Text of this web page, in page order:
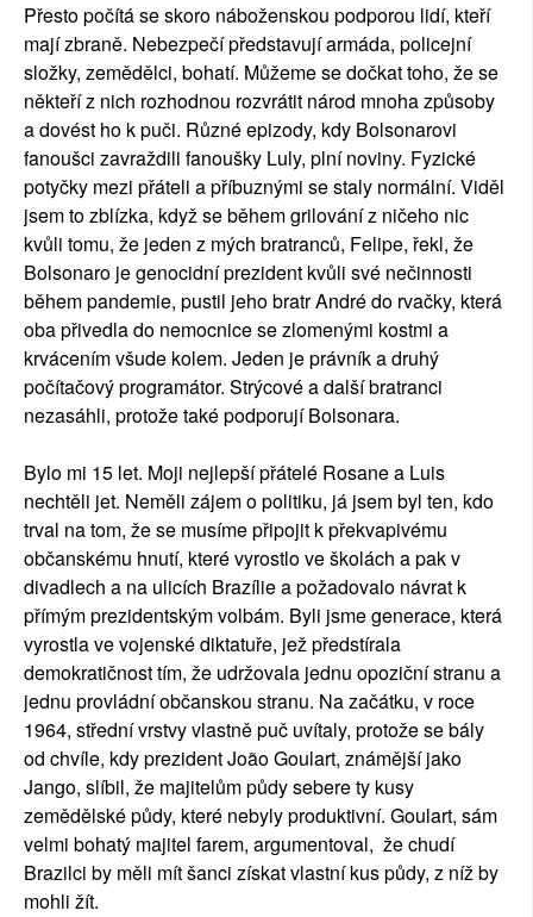
Přesto počítá se skoro náboženskou podporou lidí, kteří
mají zbraně. Nebezpečí představují armáda, policejní
složky, zemědělci, bohatí. Můžeme se dočkat toho, že se
někteří z nich rozhodnou rozvrátit národ mnoha způsoby
a dovést ho k puči. Různé epizody, kdy Bolsonarovi
fanoušci zavraždili fanoušky Luly, plní noviny. Fyzické
potyčky mezi přáteli a příbuznými se staly normální. Viděl
jsem to zblízka, když se během grilování z ničeho nic
kvůli tomu, že jeden z mých bratranců, Felipe, řekl, že
Bolsonaro je genocidní prezident kvůli své nečinnosti
během pandemie, pustil jeho bratr André do rvačky, která
oba přivedla do nemocnice se zlomenými kostmi a
krvácením všude kolem. Jeden je právník a druhý
počítačový programátor. Strýcové a další bratranci
nezasáhli, protože také podporují Bolsonara.
Bylo mi 15 let. Moji nejlepší přátelé Rosane a Luis
nechtěli jet. Neměli zájem o politiku, já jsem byl ten, kdo
trval na tom, že se musíme připojit k překvapivému
občanskému hnutí, které vyrostlo ve školách a pak v
divadlech a na ulicích Brazílie a požadovalo návrat k
přímým prezidentským volbám. Byli jsme generace, která
vyrostla ve vojenské diktatuře, jež předstírala
demokratičnost tím, že udržovala jednu opoziční stranu a
jednu provládní občanskou stranu. Na začátku, v roce
1964, střední vrstvy vlastně puč uvítaly, protože se bály
od chvíle, kdy prezident João Goulart, známější jako
Jango, slíbil, že majitelům půdy sebere ty kusy
zemědělské půdy, které nebyly produktivní. Goulart, sám
velmi bohatý majitel farem, argumentoval, že chudí
Brazilci by měli mít šanci získat vlastní kus půdy, z níž by
mohli žít.